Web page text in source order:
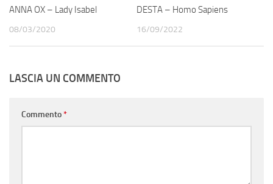
ANNA OX – Lady Isabel
08/03/2020
DESTA – Homo Sapiens
16/09/2022
LASCIA UN COMMENTO
Commento*